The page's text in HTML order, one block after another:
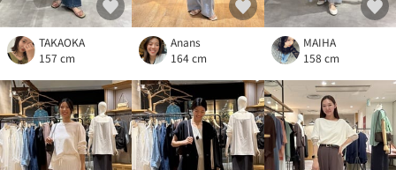
TAKAOKA
157 cm
Anans
164 cm
MAIHA
158 cm